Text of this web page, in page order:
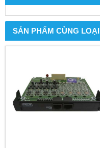
SẢN PHẨM CÙNG LOẠI